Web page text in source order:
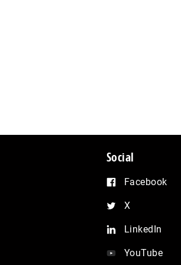
Social
Facebook
X
LinkedIn
YouTube